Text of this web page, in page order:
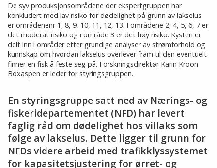
De syv produksjonsområdene der ekspertgruppen har
konkludert med lav risiko for dødelighet på grunn av lakselus
er områdenenr 1, 8, 9, 10, 11, 12, 13. I områdene 2, 4, 5, 6, 7 er
det moderat risiko og i område 3 er det høy risiko. Kysten er
delt inn i områder etter grundige analyser av strømforhold og
kunnskap om hvordan lakselus overlever fram til den eventuelt
finner en fisk å feste seg på. Forskningsdirektør Karin Kroon
Boxaspen er leder for styringsgruppen.
En styringsgruppe satt ned av Nærings- og
fiskeridepartementet (NFD) har levert
faglig råd om dødelighet hos villaks som
følge av lakselus. Dette ligger til grunn for
NFDs videre arbeid med trafikklyssystemet
for kapasitetsjustering for ørret- og